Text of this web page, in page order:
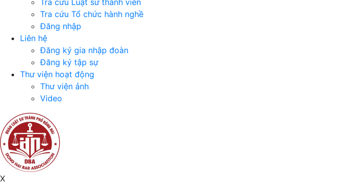
Tra cứu Luật sư thành viên
Tra cứu Tổ chức hành nghề
Đăng nhập
Liên hệ
Đăng ký gia nhập đoàn
Đăng ký tập sự
Thư viện hoạt động
Thư viện ảnh
Video
X